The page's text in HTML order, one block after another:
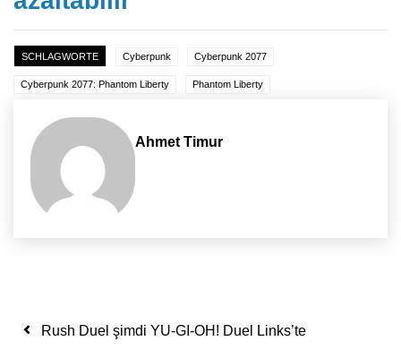
SCHLAGWORTE Cyberpunk Cyberpunk 2077
Cyberpunk 2077: Phantom Liberty Phantom Liberty
Ahmet Timur
Yazı dolaşımı
Rush Duel şimdi YU-GI-OH! Duel Links’te